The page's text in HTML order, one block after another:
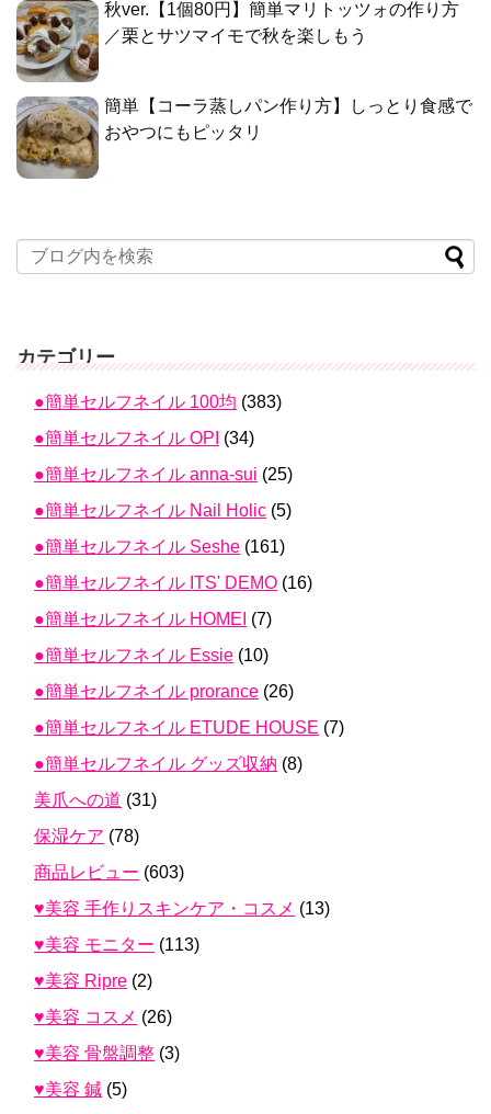
秋ver.【1個80円】簡単マリトッツォの作り方
／栗とサツマイモで秋を楽しもう
簡単【コーラ蒸しパン作り方】しっとり食感で
おやつにもピッタリ
カテゴリー
●簡単セルフネイル 100均 (383)
●簡単セルフネイル OPI (34)
●簡単セルフネイル anna-sui (25)
●簡単セルフネイル Nail Holic (5)
●簡単セルフネイル Seshe (161)
●簡単セルフネイル ITS' DEMO (16)
●簡単セルフネイル HOMEI (7)
●簡単セルフネイル Essie (10)
●簡単セルフネイル prorance (26)
●簡単セルフネイル ETUDE HOUSE (7)
●簡単セルフネイル グッズ収納 (8)
美爪への道 (31)
保湿ケア (78)
商品レビュー (603)
♥美容 手作りスキンケア・コスメ (13)
♥美容 モニター (113)
♥美容 Ripre (2)
♥美容 コスメ (26)
♥美容 骨盤調整 (3)
♥美容 鍼 (5)